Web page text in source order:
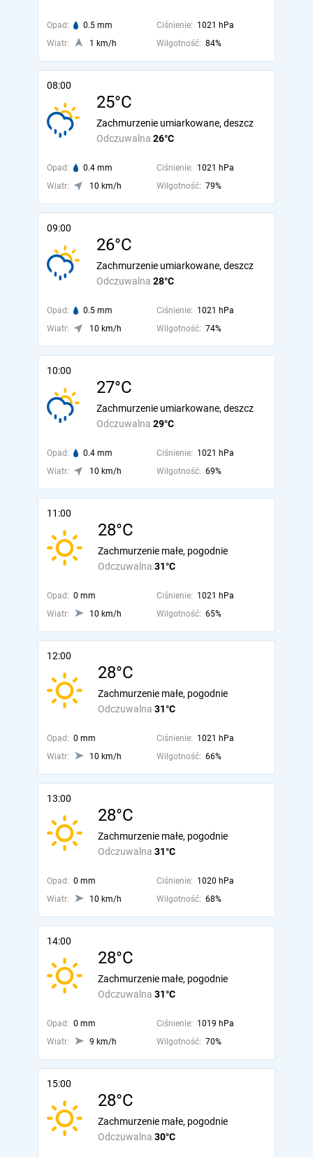
Opad: 0.5 mm Ciśnienie: 1021 hPa
Wiatr:
1 km/h Wilgotność: 84%
08:00
25°C
Odczuwalna 26°C
Zachmurzenie umiarkowane, deszcz
Opad: 0.4 mm Ciśnienie: 1021 hPa
Wiatr:
10 km/h Wilgotność: 79%
09:00
26°C
Odczuwalna 28°C
Zachmurzenie umiarkowane, deszcz
Opad: 0.5 mm Ciśnienie: 1021 hPa
Wiatr:
10 km/h Wilgotność: 74%
10:00
27°C
Odczuwalna 29°C
Zachmurzenie umiarkowane, deszcz
Opad: 0.4 mm Ciśnienie: 1021 hPa
Wiatr:
10 km/h Wilgotność: 69%
11:00
28°C
Odczuwalna 31°C
Zachmurzenie małe, pogodnie
Opad: 0 mm Ciśnienie: 1021 hPa
Wiatr:
10 km/h Wilgotność: 65%
12:00
28°C
Odczuwalna 31°C
Zachmurzenie małe, pogodnie
Opad: 0 mm Ciśnienie: 1021 hPa
Wiatr:
10 km/h Wilgotność: 66%
13:00
28°C
Odczuwalna 31°C
Zachmurzenie małe, pogodnie
Opad: 0 mm Ciśnienie: 1020 hPa
Wiatr:
10 km/h Wilgotność: 68%
14:00
28°C
Odczuwalna 31°C
Zachmurzenie małe, pogodnie
Opad: 0 mm Ciśnienie: 1019 hPa
Wiatr:
9 km/h Wilgotność: 70%
15:00
28°C
Odczuwalna 30°C
Zachmurzenie małe, pogodnie